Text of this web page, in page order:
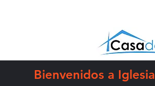
Bienvenidos a Iglesia